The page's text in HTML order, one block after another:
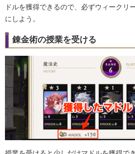
ドルを獲得できるので、必ずウィークリ
にしよう。
錬金術の授業を受ける